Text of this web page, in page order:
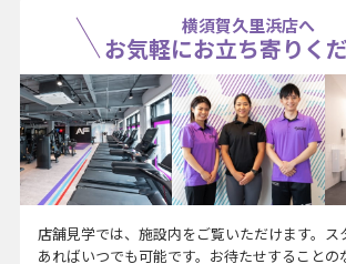
横須賀久里浜店へ
お気軽にお立ち寄りく
店舗見学では、施設内をご覧いただけます。ス
あればいつでも可能です。お待たせすることの